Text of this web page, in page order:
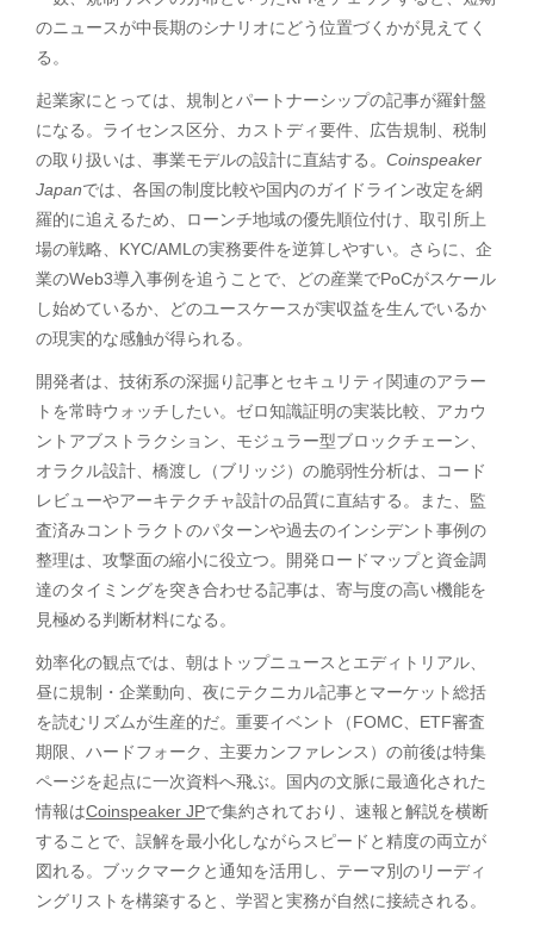
のニュースが中長期のシナリオにどう位置づくかが見えてく
る。
起業家にとっては、規制とパートナーシップの記事が羅針盤
になる。ライセンス区分、カストディ要件、広告規制、税制
の取り扱いは、事業モデルの設計に直結する。 Coinspeaker
Japanでは、各国の制度比較や国内のガイドライン改定を網
羅的に追えるため、ローンチ地域の優先順位付け、取引所上
場の戦略、KYC/AMLの実務要件を逆算しやすい。さらに、企
業のWeb3導入事例を追うことで、どの産業でPoCがスケール
し始めているか、どのユースケースが実収益を生んでいるか
の現実的な感触が得られる。
開発者は、技術系の深掘り記事とセキュリティ関連のアラー
トを常時ウォッチしたい。ゼロ知識証明の実装比較、アカウ
ントアブストラクション、モジュラー型ブロックチェーン、
オラクル設計、橋渡し（ブリッジ）の脆弱性分析は、コード
レビューやアーキテクチャ設計の品質に直結する。また、監
査済みコントラクトのパターンや過去のインシデント事例の
整理は、攻撃面の縮小に役立つ。開発ロードマップと資金調
達のタイミングを突き合わせる記事は、寄与度の高い機能を
見極める判断材料になる。
効率化の観点では、朝はトップニュースとエディトリアル、
昼に規制・企業動向、夜にテクニカル記事とマーケット総括
を読むリズムが生産的だ。重要イベント（FOMC、ETF審査
期限、ハードフォーク、主要カンファレンス）の前後は特集
ページを起点に一次資料へ飛ぶ。国内の文脈に最適化された
情報はCoinspeaker JPで集約されており、速報と解説を横断
することで、誤解を最小化しながらスピードと精度の両立が
図れる。ブックマークと通知を活用し、テーマ別のリーディ
ングリストを構築すると、学習と実務が自然に接続される。